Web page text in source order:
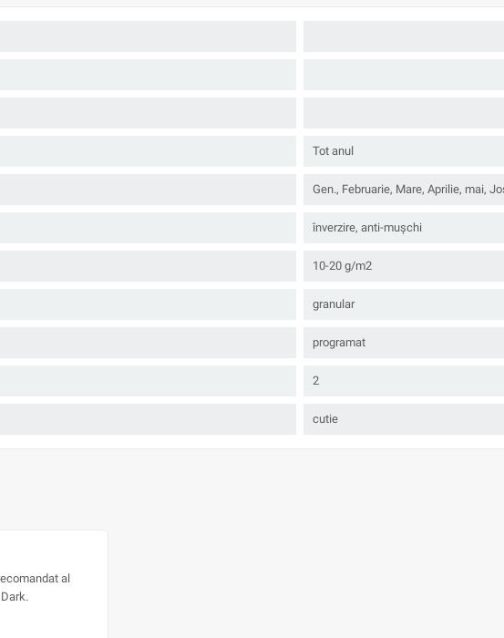
Tot anul
Gen., Februarie, Mare, Aprilie, mai,
înverzire, anti-mușchi
10-20 g/m2
granular
programat
2
cutie
al